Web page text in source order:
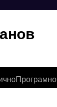
Програмно